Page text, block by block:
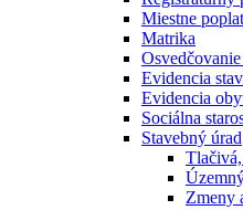
Miestne
Matrika
Evidencia
Evidencia
Sociálna
Stavebný úrad
Zmeny